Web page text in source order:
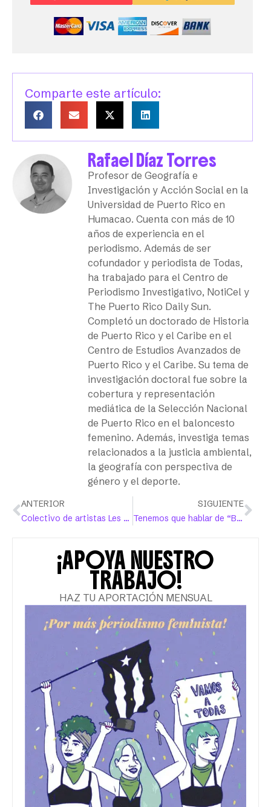
Comparte este artículo:
Rafael Díaz Torres
Profesor de Geografía e
Investigación y Acción Social en la
Universidad de Puerto Rico en
Humacao. Cuenta con más de 10
años de experiencia en el
periodismo. Además de ser
cofundador y periodista de Todas,
ha trabajado para el Centro de
Periodismo Investigativo, NotiCel y
The Puerto Rico Daily Sun.
Completó un doctorado de Historia
de Puerto Rico y el Caribe en el
Centro de Estudios Avanzados de
Puerto Rico y el Caribe. Su tema de
investigación doctoral fue sobre la
cobertura y representación
mediática de la Selección Nacional
de Puerto Rico en el baloncesto
femenino. Además, investiga temas
relacionados a la justicia ambiental,
la geografía con perspectiva de
género y el deporte.
ANTERIOR
Colectivo de artistas Les Insu devela exposición de ilustraciones editoriales
SIGUIENTE
Tenemos que hablar de “Batgirl”
¡APOYA NUESTRO
TRABAJO!
HAZ TU APORTACIÓN MENSUAL